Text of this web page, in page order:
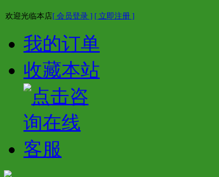
欢迎光临本店[ 会员登录 ] [ 立即注册 ]
我的订单
收藏本站